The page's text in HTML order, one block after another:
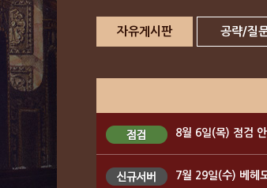
자유게시판 공략/질
8월 6일(목) 점검
7월 29일(수) 베헤